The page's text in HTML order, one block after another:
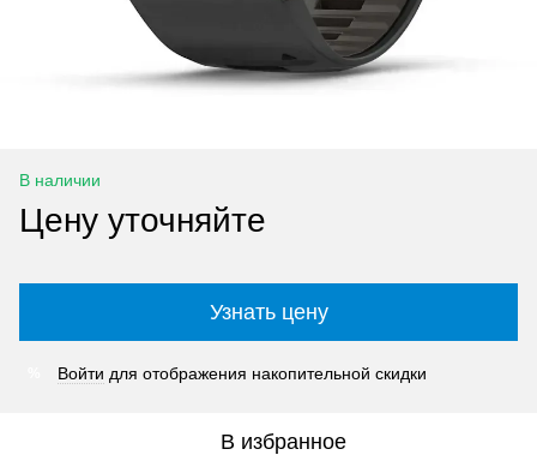
В наличии
Цену уточняйте
Узнать цену
Войти для отображения накопительной скидки
В избранное